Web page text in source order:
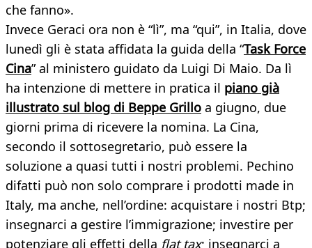
che fanno».
Invece Geraci ora non è “lì”, ma “qui”, in Italia, dove
lunedì gli è stata affidata la guida della “Task Force
Cina” al ministero guidato da Luigi Di Maio. Da lì
ha intenzione di mettere in pratica il piano già
illustrato sul blog di Beppe Grillo a giugno, due
giorni prima di ricevere la nomina. La Cina,
secondo il sottosegretario, può essere la
soluzione a quasi tutti i nostri problemi. Pechino
difatti può non solo comprare i prodotti made in
Italy, ma anche, nell’ordine: acquistare i nostri Btp;
insegnarci a gestire l’immigrazione; investire per
potenziare gli effetti della flat tax; insegnarci a